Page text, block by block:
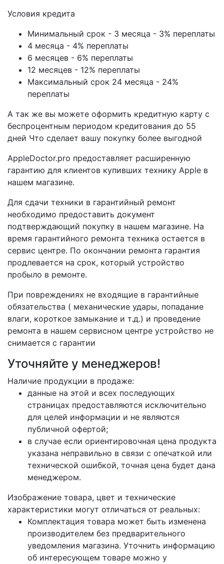
Условия кредита
Минимальный срок - 3 месяца - 3% переплаты
4 месяца - 4% переплаты
6 месяцев - 6% переплаты
12 месяцев - 12% переплаты
Максимальный срок 24 месяца - 24%
переплаты
А так же вы можете оформить кредитную карту с
беспроцентным периодом кредитования до 55
дней Что сделает вашу покупку более выгодной
AppleDoctor.pro предоставляет расширенную
гарантию для клиентов купивших технику Apple в
нашем магазине.
Для сдачи техники в гарантийный ремонт
необходимо предоставить документ
подтверждающий покупку в нашем магазине. На
время гарантийного ремонта техника остается в
сервис центре. По окончании ремонта гарантия
продлевается на срок, который устройство
пробыло в ремонте.
При повреждениях не входящие в гарантийные
обязательства ( механические удары, попадание
влаги, короткое замыкание и т.д.) и проведение
ремонта в нашем сервисном центре устройство не
снимается с гарантии
Уточняйте у менеджеров!
Наличие продукции в продаже:
данные на этой и всех последующих
страницах предоставляются исключительно
для целей информации и не являются
публичной офертой;
в случае если ориентировочная цена продукта
указана неправильно в связи с опечаткой или
технической ошибкой, точная цена будет дана
менеджером.
Изображение товара, цвет и технические
характеристики могут отличаться от реальных:
Комплектация товара может быть изменена
производителем без предварительного
уведомления магазина. Уточнить информацию
об интересующем товаре можно у